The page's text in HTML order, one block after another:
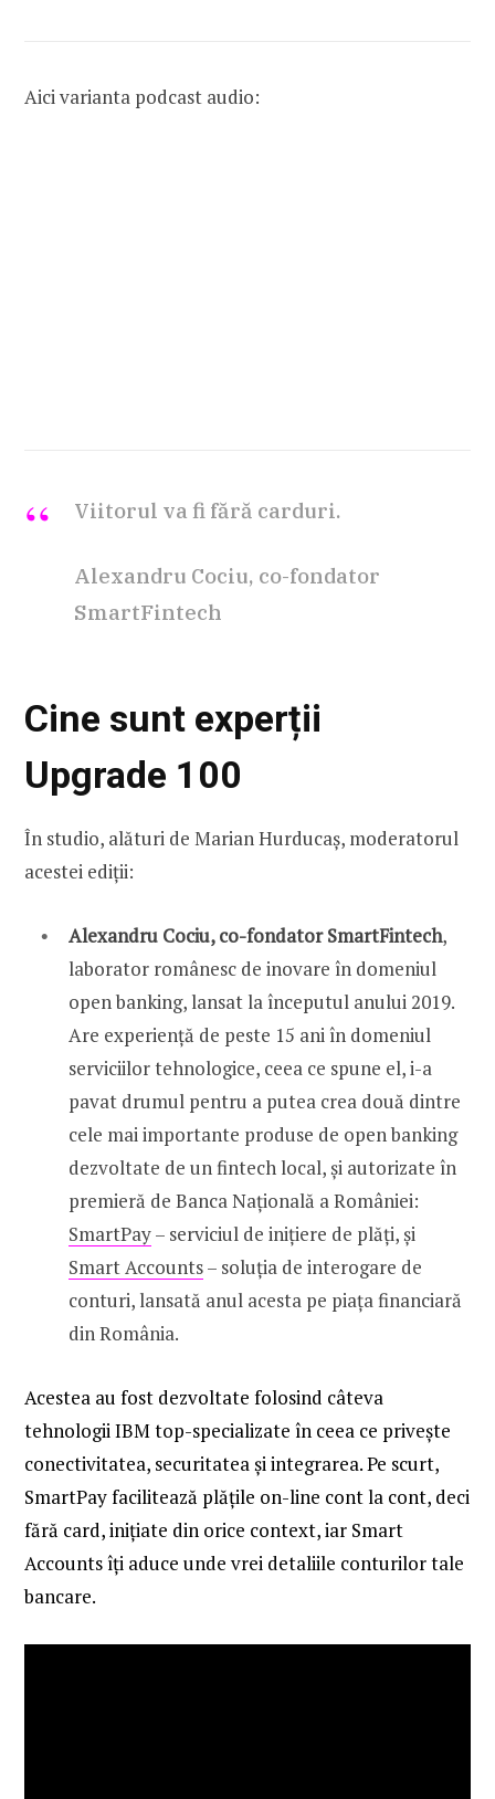
Aici varianta podcast audio:
Viitorul va fi fără carduri.
Alexandru Cociu, co-fondator
SmartFintech
Cine sunt experții
Upgrade 100
În studio, alături de Marian Hurducaș, moderatorul
acestei ediții:
Alexandru Cociu, co-fondator SmartFintech,
laborator românesc de inovare în domeniul
open banking, lansat la începutul anului 2019.
Are experiență de peste 15 ani în domeniul
serviciilor tehnologice, ceea ce spune el, i-a
pavat drumul pentru a putea crea două dintre
cele mai importante produse de open banking
dezvoltate de un fintech local, și autorizate în
premieră de Banca Națională a României:
SmartPay– serviciul de inițiere de plăți, și
Smart Accounts– soluția de interogare de
conturi, lansată anul acesta pe piața financiară
din România.
Acestea au fost dezvoltate folosind câteva
tehnologii IBM top-specializate în ceea ce privește
conectivitatea, securitatea și integrarea.Pe scurt,
SmartPay facilitează plățile on-line cont la cont, deci
fără card, inițiate din orice context, iar Smart
Accounts îți aduce unde vrei detaliile conturilor tale
bancare.